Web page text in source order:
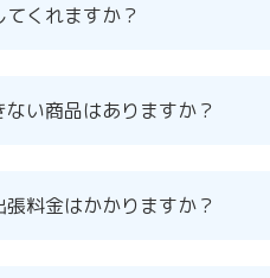
くれますか？
い商品はありますか？
料金はかかりますか？